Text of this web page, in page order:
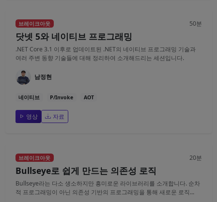
브레이크아웃 50분
닷넷 5와 네이티브 프로그래밍
.NET Core 3.1 이후로 업데이트된 .NET의 네이티브 프로그래밍 기술과
여러 주변 동향 기술들에 대해 정리하여 소개해드리는 세션입니다.
남정현
네이티브 P/Invoke AOT
영상 자료
브레이크아웃 20분
Bullseye로 쉽게 만드는 의존성 로직
Bullseye라는 다소 생소하지만 흥미로운 라이브러리를 소개합니다. 순차
적 프로그래밍이 아닌 의존성 기반의 프로그래밍을 통해 새로운 로직...